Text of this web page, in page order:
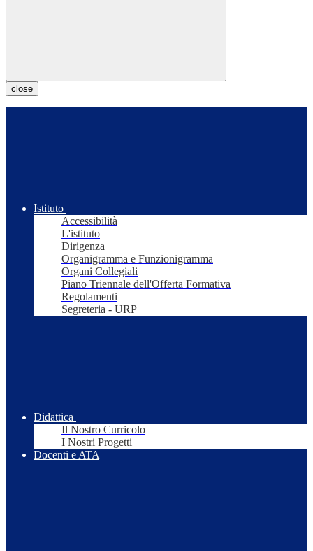
close
Istituto
Accessibilità
L'istituto
Dirigenza
Organigramma e Funzionigramma
Organi Collegiali
Piano Triennale dell'Offerta Formativa
Regolamenti
Segreteria - URP
Didattica
Il Nostro Curricolo
I Nostri Progetti
Docenti e ATA